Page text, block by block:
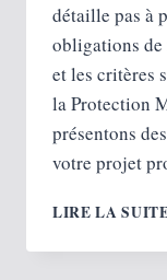
détaille pas à
obligations
et les critères
la Protection
présentons
votre projet
LIRE LA